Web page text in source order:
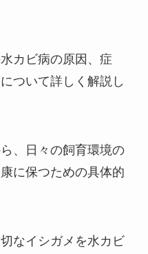
カビ病の原因、症
ついて詳しく解説し
、日々の飼育環境の
に保つための具体的
なイシガメを水カビ